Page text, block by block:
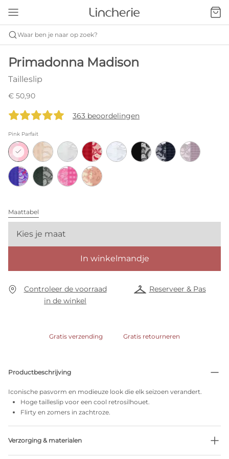
Waar ben je naar op zoek?
Primadonna Madison
Tailleslip
€ 50,90
363 beoordelingen
Pink Parfait
Maattabel
Kies je maat
In winkelmandje
Controleer de voorraad
in de winkel
Reserveer & Pas
Gratis verzending Gratis retourneren
Productbeschrijving
Iconische pasvorm en modieuze look die elk seizoen verandert.
Hoge tailleslip voor een cool retrosilhouet.
Flirty en zomers in zachtroze.
Verzorging & materialen